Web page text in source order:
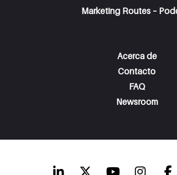
Marketing Routes –
Acerca de
Contacto
FAQ
Newsroom